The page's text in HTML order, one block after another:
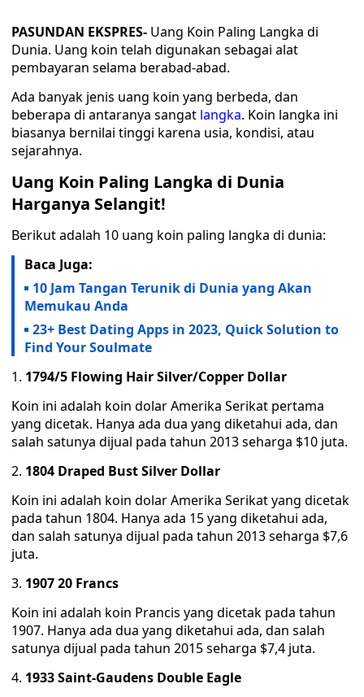
PASUNDAN EKSPRES- Uang Koin Paling Langka di
Dunia. Uang koin telah digunakan sebagai alat
pembayaran selama berabad-abad.
Ada banyak jenis uang koin yang berbeda, dan
beberapa di antaranya sangat langka. Koin langka ini
biasanya bernilai tinggi karena usia, kondisi, atau
sejarahnya.
Uang Koin Paling Langka di Dunia
Harganya Selangit!
Berikut adalah 10 uang koin paling langka di dunia:
Baca Juga:
10 Jam Tangan Terunik di Dunia yang Akan
Memukau Anda
23+ Best Dating Apps in 2023, Quick Solution to
Find Your Soulmate
1794/5 Flowing Hair Silver/Copper Dollar
Koin ini adalah koin dolar Amerika Serikat pertama
yang dicetak. Hanya ada dua yang diketahui ada, dan
salah satunya dijual pada tahun 2013 seharga $10 juta.
1804 Draped Bust Silver Dollar
Koin ini adalah koin dolar Amerika Serikat yang dicetak
pada tahun 1804. Hanya ada 15 yang diketahui ada,
dan salah satunya dijual pada tahun 2013 seharga $7,6
juta.
1907 20 Francs
Koin ini adalah koin Prancis yang dicetak pada tahun
1907. Hanya ada dua yang diketahui ada, dan salah
satunya dijual pada tahun 2015 seharga $7,4 juta.
1933 Saint-Gaudens Double Eagle